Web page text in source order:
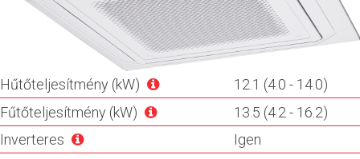
Hűtőteljesítmény (kW)
12.1 (4.0 - 14.0)
Fűtőteljesítmény (kW)
13.5 (4.2 - 16.2)
Inverteres
Igen